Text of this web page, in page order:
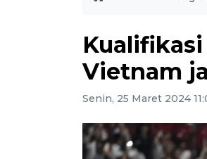
Kualifikasi
Vietnam
Senin, 25 Maret 2024